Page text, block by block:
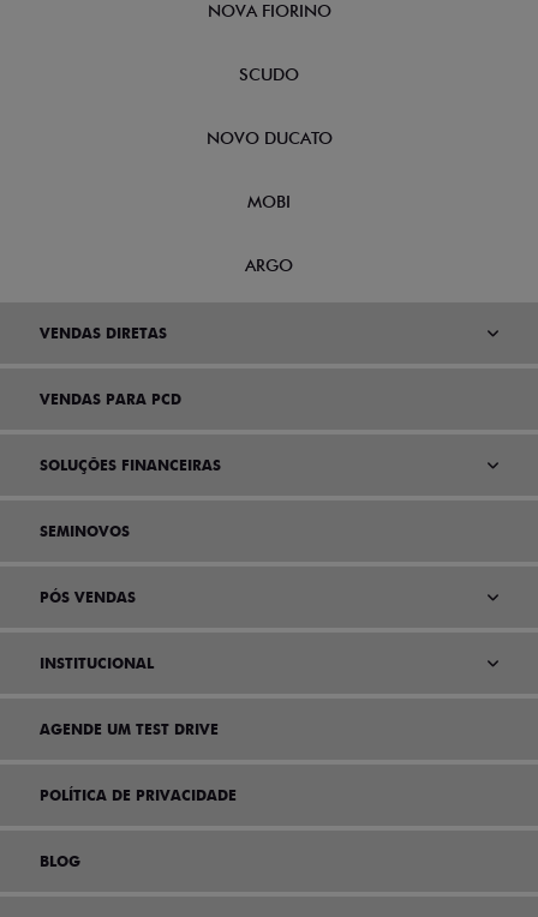
NOVA FIORINO
SCUDO
NOVO DUCATO
MOBI
ARGO
VENDAS DIRETAS
VENDAS PARA PCD
SOLUÇÕES FINANCEIRAS
SEMINOVOS
PÓS VENDAS
INSTITUCIONAL
AGENDE UM TEST DRIVE
POLÍTICA DE PRIVACIDADE
BLOG